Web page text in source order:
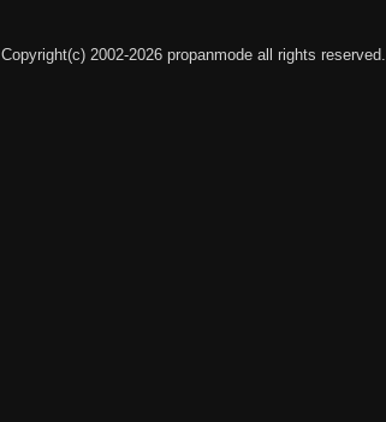
Copyright(c) 2002-2026 propanmode all rights reserved.